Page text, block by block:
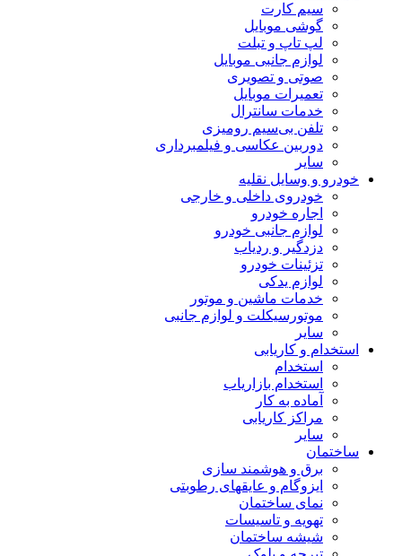
سیم کارت
گوشی موبایل
لپ تاپ و تبلت
لوازم جانبی موبایل
صوتی و تصویری
تعمیرات موبایل
خدمات سانترال
تلفن بی‌سیم رومیزی
دوربین عکاسی و فیلمبرداری
سایر
خودرو و وسایل نقلیه
خودروی داخلی و خارجی
اجاره خودرو
لوازم جانبی خودرو
دزدگیر و ردیاب
تزئینات خودرو
لوازم یدکی
خدمات ماشین و موتور
موتورسیکلت و لوازم جانبی
سایر
استخدام و کاریابی
استخدام
استخدام بازاریاب
آماده به کار
مراکز کاریابی
سایر
ساختمان
برق و هوشمند سازی
ایزوگام و عایقهای رطوبتی
نمای ساختمان
تهویه و تاسیسات
شیشه ساختمان